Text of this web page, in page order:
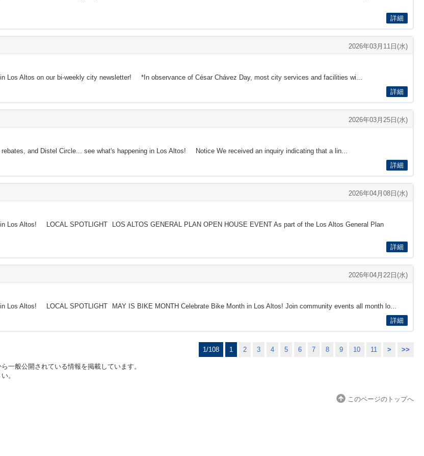
詳細
2026年03月11日(水)
Los Altos on our bi-weekly city newsletter! *In observance of César Chávez Day, most city services and facilities wi...
詳細
2026年03月25日(水)
and Distel Circle... see what's happening in Los Altos! Notice We received an inquiry indicating that a lin...
詳細
2026年04月08日(水)
Los Altos! LOCAL SPOTLIGHT LOS ALTOS GENERAL PLAN OPEN HOUSE EVENT As part of the Los Altos General Plan
詳細
2026年04月22日(水)
Los Altos! LOCAL SPOTLIGHT MAY IS BIKE MONTH Celebrate Bike Month in Los Altos! Join community events all month lo...
詳細
1/108 1 2 3 4 5 6 7 8 9 10 11 > >>
一般公開されている情報を掲載しています。
。
このページのトップへ